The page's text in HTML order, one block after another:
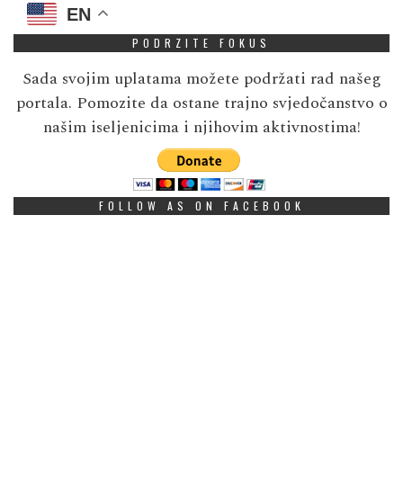
EN
PODRZITE FOKUS
Sada svojim uplatama možete podržati rad našeg
portala. Pomozite da ostane trajno svjedočanstvo o
našim iseljenicima i njihovim aktivnostima!
FOLLOW AS ON FACEBOOK